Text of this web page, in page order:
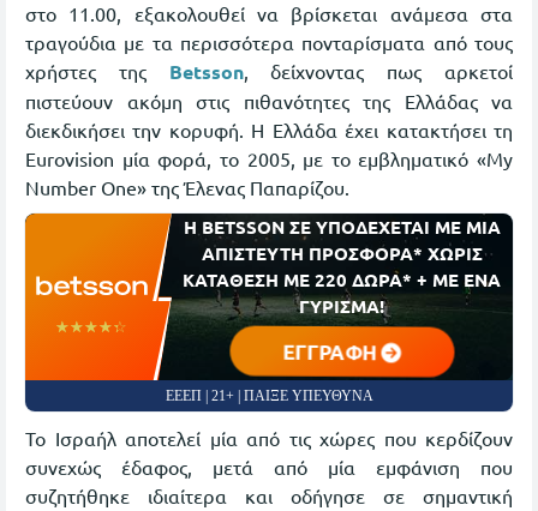
στο 11.00, εξακολουθεί να βρίσκεται ανάμεσα στα
τραγούδια με τα περισσότερα πονταρίσματα από τους
χρήστες της Betsson, δείχνοντας πως αρκετοί
πιστεύουν ακόμη στις πιθανότητες της Ελλάδας να
διεκδικήσει την κορυφή. Η Ελλάδα έχει κατακτήσει τη
Eurovision μία φορά, το 2005, με το εμβληματικό «My
Number One» της Έλενας Παπαρίζου.
☆☆☆☆☆
★★★★★
Η BETSSON ΣΕ ΥΠΟΔΕΧΕΤΑΙ ΜΕ ΜΙΑ
ΑΠΙΣΤΕΥΤΗ ΠΡΟΣΦΟΡΑ* ΧΩΡΙΣ
ΚΑΤΑΘΕΣΗ ΜΕ 220 ΔΩΡΑ* + ΜΕ ΕΝΑ
ΓΥΡΙΣΜΑ!
ΕΓΓΡΑΦΗ
ΕΕΕΠ | 21+ | ΠΑΙΞΕ ΥΠΕΥΘΥΝΑ
Το Ισραήλ αποτελεί μία από τις χώρες που κερδίζουν
συνεχώς έδαφος, μετά από μία εμφάνιση που
συζητήθηκε ιδιαίτερα και οδήγησε σε σημαντική